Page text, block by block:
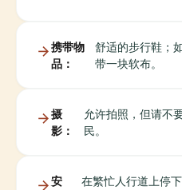
携带物
品：
舒适的步行鞋；
带一块软布。
摄
影：
允许拍照，但请不
民。
安
在繁忙人行道上停